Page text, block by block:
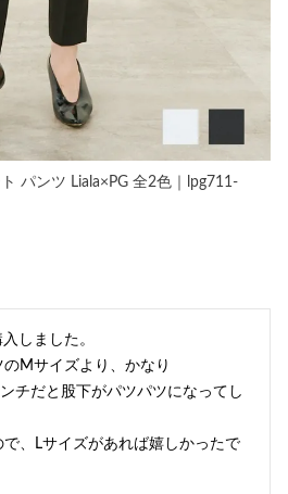
パンツ Liala×PG 全2色｜lpg711-
しました。
Mサイズより、かなり
チだと股下がパツパツになってし
、Lサイズがあれば嬉しかったで